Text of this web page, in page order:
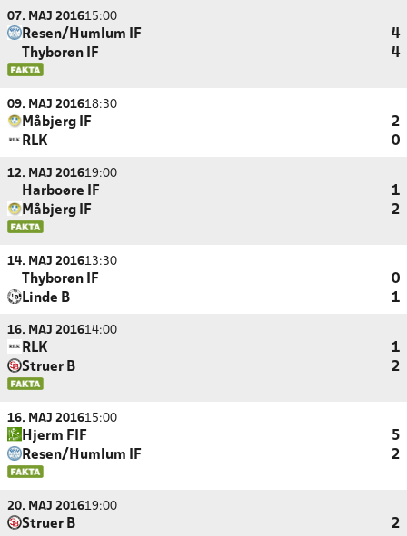
07. MAJ 201615:00
Resen/Humlum IF
4
Thyborøn IF
4
09. MAJ 201618:30
Måbjerg IF
2
RLK
0
12. MAJ 201619:00
Harboøre IF
1
Måbjerg IF
2
14. MAJ 201613:30
Thyborøn IF
0
Linde B
1
16. MAJ 201614:00
RLK
1
Struer B
2
16. MAJ 201615:00
Hjerm FIF
5
Resen/Humlum IF
2
20. MAJ 201619:00
Struer B
2